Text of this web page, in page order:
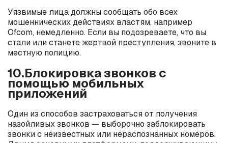
Уязвимые лица должны сообщать обо всех
мошеннических действиях властям, например
Ofcom, немедленно. Если вы подозреваете, что вы
стали или станете жертвой преступления, звоните в
местную полицию.
10.Блокировка звонков с
помощью мобильных
приложений
Один из способов застраховаться от получения
назойливых звонков — выборочно заблокировать
звонки с неизвестных или нераспознанных номеров.